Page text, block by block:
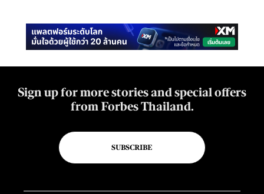
Sign up for more stories and special offers
from Forbes Thailand.
SUBSCRIBE